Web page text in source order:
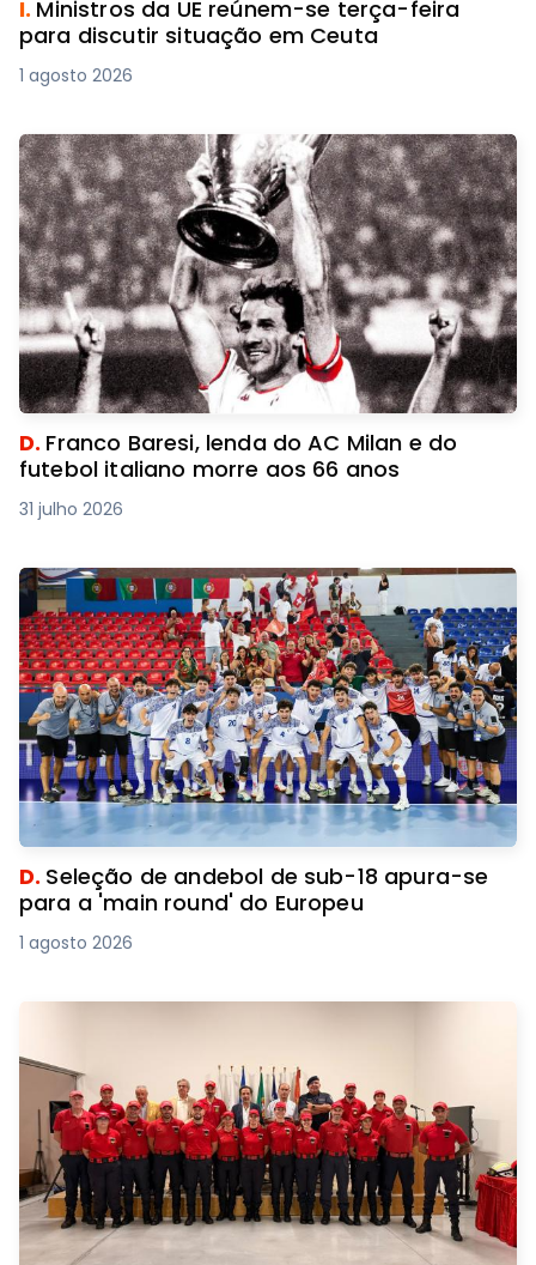
I. Ministros da UE reúnem-se terça-feira
para discutir situação em Ceuta
1 agosto 2026
D. Franco Baresi, lenda do AC Milan e do
futebol italiano morre aos 66 anos
31 julho 2026
D. Seleção de andebol de sub-18 apura-se
para a 'main round' do Europeu
1 agosto 2026